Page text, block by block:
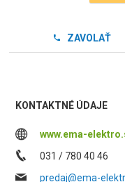
ZAVOLAŤ
KONTAKTNÉ ÚDAJE
www.ema-
031 / 780 40 46
predaj@ema-